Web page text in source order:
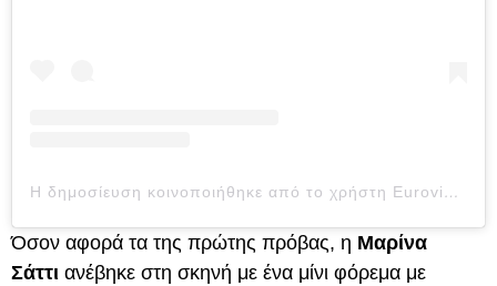
Η δημοσίευση κοινοποιήθηκε από το χρήστη Eurovision Song Contest (@eurovision)
Όσον αφορά τα της πρώτης πρόβας, η Μαρίνα
Σάττι ανέβηκε στη σκηνή με ένα μίνι φόρεμα με